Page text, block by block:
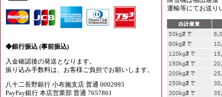
◆銀行振込 (事前振込)
入金確認後の発送となります。
振り込み手数料は、お客様ご負担でお願いします。
八十二長野銀行 小布施支店 普通 0002993
PayPay銀行 本店営業部 普通 7657861
運輸等にてお送り